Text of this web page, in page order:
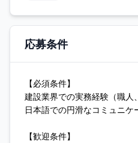
応募条件
【必須条件】
建設業界での実務経験（職人
日本語での円滑なコミュニケ
【歓迎条件】